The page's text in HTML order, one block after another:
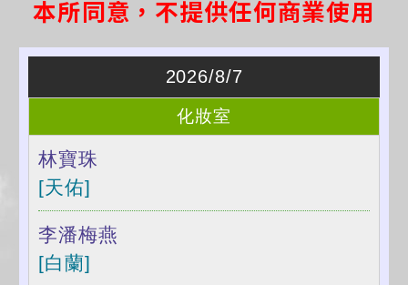
本所同意，不提供任何商業使用
2026/8/7
化妝室
林寶珠
[天佑]
李潘梅燕
[白蘭]